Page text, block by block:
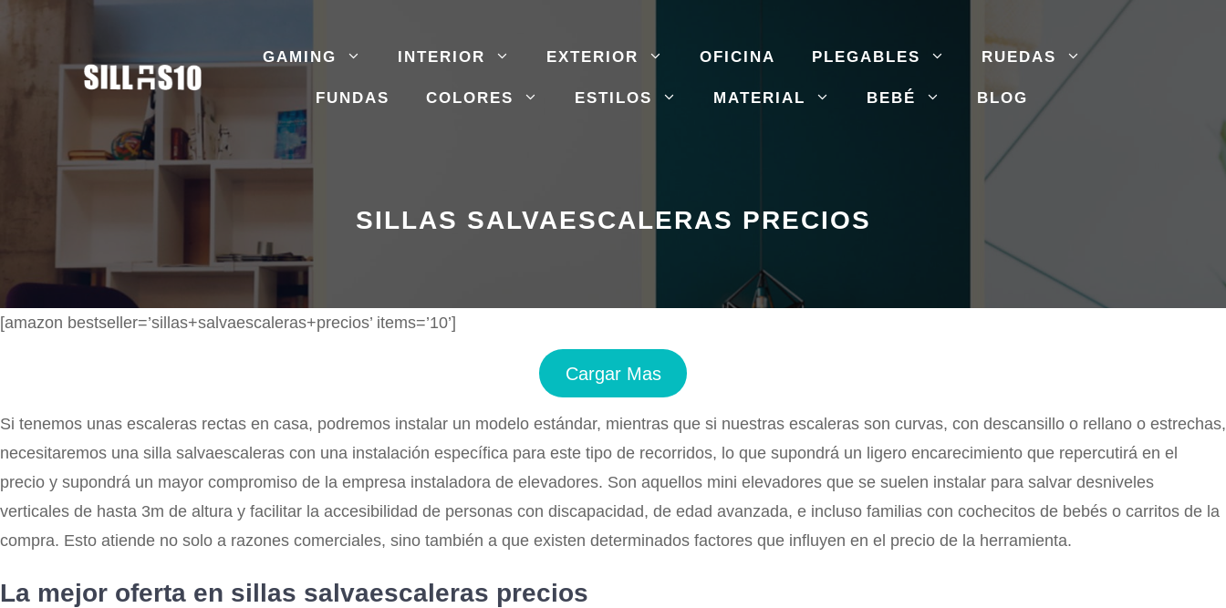
contenido
GAMING INTERIOR EXTERIOR OFICINA PLEGABLES RUEDAS
FUNDAS COLORES ESTILOS MATERIAL BEBÉ BLOG
SILLAS SALVAESCALERAS PRECIOS
[amazon bestseller=’sillas+salvaescaleras+precios’ items=’10’]
Cargar Mas
Si tenemos unas escaleras rectas en casa, podremos instalar un modelo estándar, mientras que si nuestras escaleras son curvas, con descansillo o rellano o estrechas,
necesitaremos una silla salvaescaleras con una instalación específica para este tipo de recorridos, lo que supondrá un ligero encarecimiento que repercutirá en el
precio y supondrá un mayor compromiso de la empresa instaladora de elevadores. Son aquellos mini elevadores que se suelen instalar para salvar desniveles
verticales de hasta 3m de altura y facilitar la accesibilidad de personas con discapacidad, de edad avanzada, e incluso familias con cochecitos de bebés o carritos de la
compra. Esto atiende no solo a razones comerciales, sino también a que existen determinados factores que influyen en el precio de la herramienta.
La mejor oferta en sillas salvaescaleras precios